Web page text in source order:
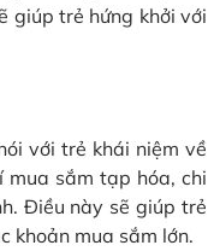
giúp trẻ hứng khởi với
với trẻ khái niệm về
mua sắm tạp hóa, chi
Điều này sẽ giúp trẻ
khoản mua sắm lớn.